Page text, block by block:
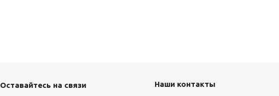
Оставайтесь на связи Наши контакты